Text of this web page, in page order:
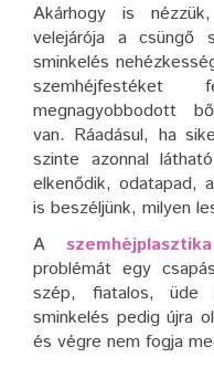
Akárhogy is
velejárója a csüngő
sminkelés
megnagyobbodott
van. Ráadásul, ha
szinte azonnal
elkenődik, odatapad,
is beszéljünk, milyen
Aszemhéjplasztika
problémát egy
szép, fiatalos, üde
sminkelés pedig újra
és végre nem fogja